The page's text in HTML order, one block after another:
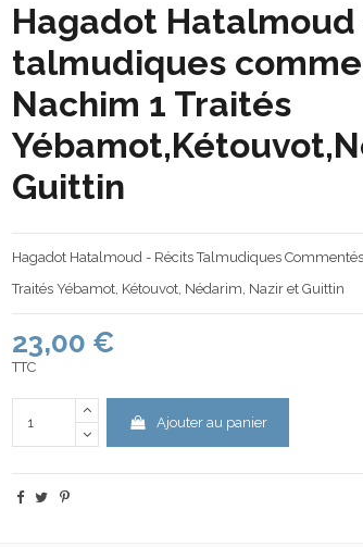
Hagadot Hatalmoud
talmudiques
Nachim 1 Traités
Guittin
Hagadot Hatalmoud - Récits Talmudiques
Traités Yébamot, Kétouvot, Nédarim, Nazir et Guittin
23,00 €
TTC
Ajouter au panier